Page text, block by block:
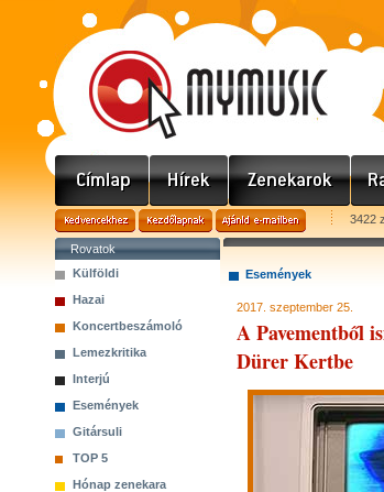
3422
Rovatok
Külföldi
Hazai
Koncertbeszámoló
Lemezkritika
Interjú
Események
Gitársuli
TOP 5
Hónap zenekara
Események
2017. szeptember 25.
A Pavementből
Dürer Kertbe